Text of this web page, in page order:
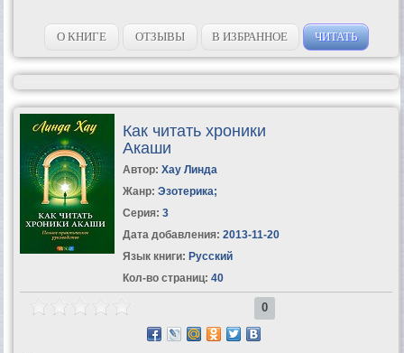
О КНИГЕ ОТЗЫВЫ В ИЗБРАННОЕ ЧИТАТЬ
Как читать хроники
Акаши
Автор: Хау Линда
Жанр: Эзотерика;
Серия: 3
Дата добавления: 2013-11-20
Язык книги: Русский
Кол-во страниц: 40
0